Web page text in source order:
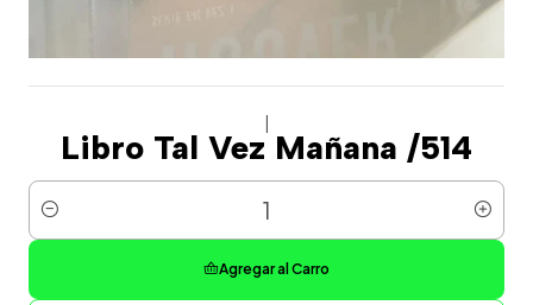
Libro Tal Vez Mañana /514
Cantidad
Agregar al Carro